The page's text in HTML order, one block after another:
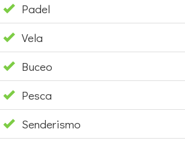
Padel
Vela
Buceo
Pesca
Senderismo